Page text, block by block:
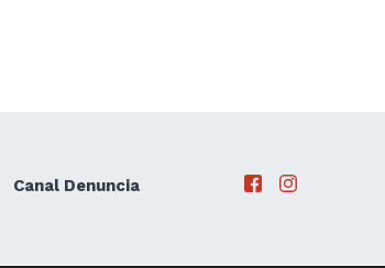
Canal Denuncia